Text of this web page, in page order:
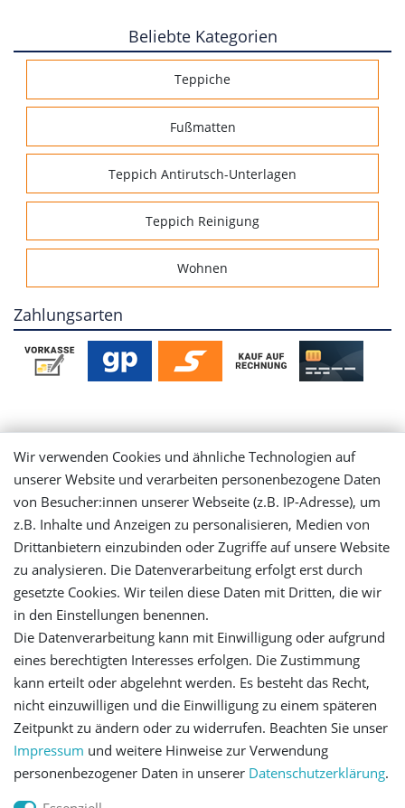
Beliebte Kategorien
Teppiche
Fußmatten
Teppich Antirutsch-Unterlagen
Teppich Reinigung
Wohnen
Zahlungsarten
Mein Konto
Login
Registrieren
Versandinformationen
Let's stay connected
Impressum Daten­schutz­erklärung AGB
Wir verwenden Cookies und ähnliche Technologien auf
unserer Website und verarbeiten personenbezogene Daten
von Besucher:innen unserer Webseite (z.B. IP-Adresse), um
z.B. Inhalte und Anzeigen zu personalisieren, Medien von
Drittanbietern einzubinden oder Zugriffe auf unsere Website
zu analysieren. Die Datenverarbeitung erfolgt erst durch
gesetzte Cookies. Wir teilen diese Daten mit Dritten, die wir
in den Einstellungen benennen.
Die Datenverarbeitung kann mit Einwilligung oder aufgrund
eines berechtigten Interesses erfolgen. Die Zustimmung
kann erteilt oder abgelehnt werden. Es besteht das Recht,
nicht einzuwilligen und die Einwilligung zu einem späteren
Zeitpunkt zu ändern oder zu widerrufen. Beachten Sie unser
Impressum und weitere Hinweise zur Verwendung
personenbezogener Daten in unserer Daten­schutz­erklärung.